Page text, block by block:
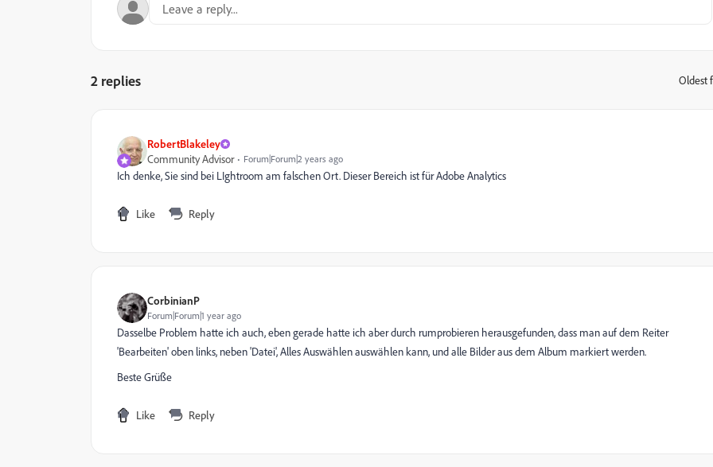
2 replies Oldest
RobertBlakeley
Community Advisor
Forum|Forum|2 years ago
Ich denke, Sie sind bei LIghtroom am falschen Ort. Dieser Bereich ist für Adobe Analytics
Like Reply
CorbinianP
Forum|Forum|1 year ago
Dasselbe Problem hatte ich auch, eben gerade hatte ich aber durch rumprobieren herausgefunden, dass man auf dem Reiter
'Bearbeiten' oben links, neben 'Datei', Alles Auswählen auswählen kann, und alle Bilder aus dem Album markiert werden.
Beste Grüße
Like Reply